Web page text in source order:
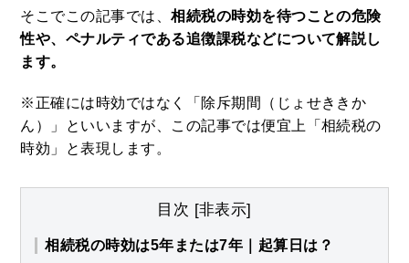
費目別の相続税
相続税と親族関係
相続放棄と税
そこでこの記事では、相続税の時効を待つことの危険
性や、ペナルティである追徴課税などについて解説し
ます。
※正確には時効ではなく「除斥期間（じょせききか
ん）」といいますが、この記事では便宜上「相続税の
時効」と表現します。
目次 [非表示]
相続税の時効は5年または7年｜起算日は？